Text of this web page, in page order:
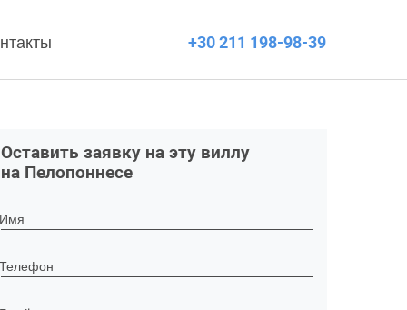
+30 211 198-98-39
Оставить заявку на эту виллу
на Пелопоннесе
Имя
Телефон